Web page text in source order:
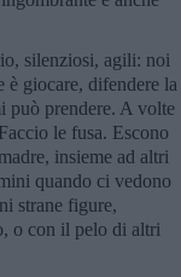
silenziosi, agili: noi
è giocare, difendere la
può prendere. A volte
le fusa. Escono
insieme ad altri
quando ci vedono
strane figure,
o con il pelo di altri